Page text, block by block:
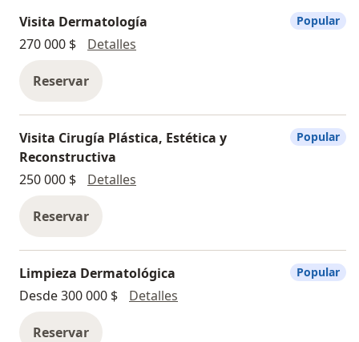
Visita Dermatología
270 000 $
Detalles
Reservar
Popular
Visita Cirugía Plástica, Estética y
Reconstructiva
250 000 $
Detalles
Reservar
Popular
Limpieza Dermatológica
Desde 300 000 $
Detalles
Reservar
Popular